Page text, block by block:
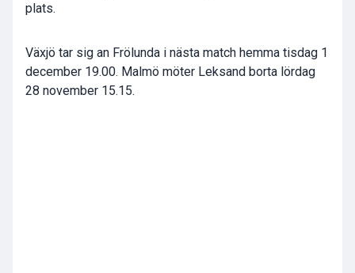
plats.
Växjö tar sig an Frölunda i nästa match hemma tisdag 1
december 19.00. Malmö möter Leksand borta lördag
28 november 15.15.